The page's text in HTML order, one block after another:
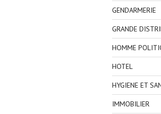
GENDARMERIE
GRANDE
HOMME
HOTEL
HYGIENE ET
IMMOBILIER